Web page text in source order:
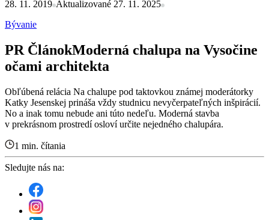
28. 11. 2019 Aktualizované 27. 11. 2025
Bývanie
PR ČlánokModerná chalupa na Vysočine
očami architekta
Obľúbená relácia Na chalupe pod taktovkou známej moderátorky
Katky Jesenskej prináša vždy studnicu nevyčerpateľných inšpirácií.
No a inak tomu nebude ani túto nedeľu. Moderná stavba
v prekrásnom prostredí osloví určite nejedného chalupára.
1 min. čítania
Sledujte nás na: